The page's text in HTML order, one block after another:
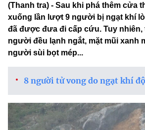
(Thanh tra) - Sau khi phá thêm cửa
xuống lần lượt 9 người bị ngạt khí
đã được đưa đi cấp cứu. Tuy nhiên,
người đều lạnh ngắt, mặt mũi xanh
người sùi bọt mép...
8 người tử vong do ngạt khí